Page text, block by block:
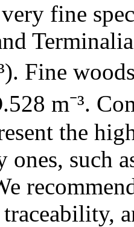
fine
Fine
m⁻³.
the
such